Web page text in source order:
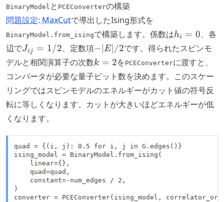
/ 2
BinaryModel と PCEConverterの構築
問題設定: MaxCutで導出したIsing形式を
BinaryModel.from_isingで構築します。係数はh_i
=
0
hi = 0、各
辺でJ_{ij}
= 1/2
Jij = 1/2、定数項-
|E|/2
− E∣/2です。得られたスピンモ
デルと相関演算子の次数k
=
2
k = 2をPCEConverterに渡すと、
コンバータが必要な量子ビット数を決めます。このスケー
リングではスピンモデルのエネルギーがカット値の符号反
転に等しくなります。カットが大きいほどエネルギーが低
くなります。
quad = {(i, j): 0.5 for i, j in G.edges()}
ising_model = BinaryModel.from_ising(
    linear={},
    quad=quad,
    constant=-num_edges / 2,
)
converter = PCEConverter(ising_model,